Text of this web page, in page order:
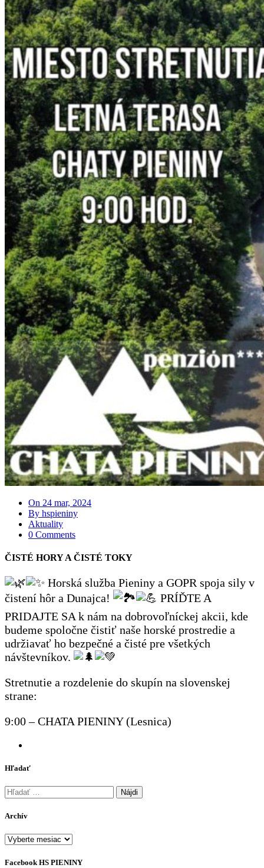
On 24 mar, 2024
By hspieniny
Aktuality
0 Comments
ČISTÉ HORY A ČISTÉ TOKY
Horská služba Pieniny a GOPR spoja sily v
čistení hôr a Dunajca!
PRÍĎTE A
PRIDAJTE SA k nám na dobrovoľníckej akcii, kde
budeme spoločne čistiť naše horské prostredie a
udržiavať ho bezpečné a čisté pre všetkých
návštevníkov.
Stretnutie a rozdelenie do skupín na slovenskej
strane:
9:00 – CHATA PIENINY (Lesnica)
Hľadať
Hľadať:
Archív
Archív
Facebook HS PIENINY